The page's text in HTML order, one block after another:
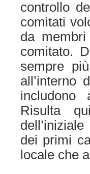
controllo
comitati
da
comitato.
sempre
all’interno
includono
Risulta
dei primi
locale che